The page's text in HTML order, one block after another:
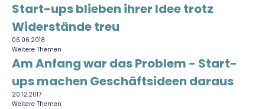
Start-ups blieben ihrer Idee trotz
Widerstände treu
06.06.2018
Weitere Themen
Am Anfang war das Problem - Start-
ups machen Geschäftsideen daraus
20.12.2017
Weitere Themen